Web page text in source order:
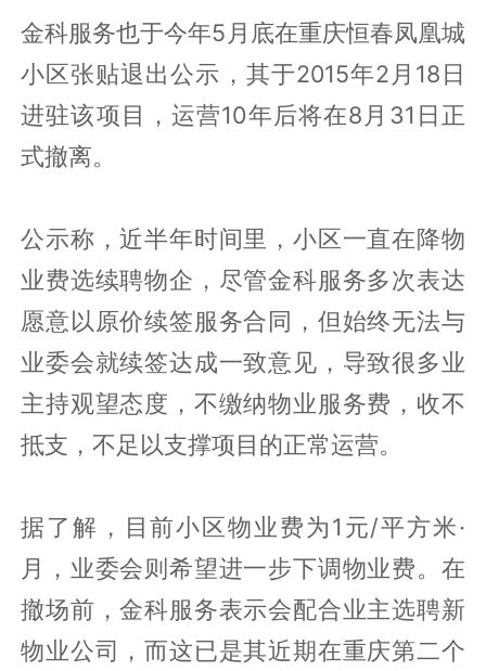
金科服务也于今年5月底在重庆恒春凤凰城
小区张贴退出公示，其于2015年2月18日
进驻该项目，运营10年后将在8月31日正
式撤离。
公示称，近半年时间里，小区一直在降物
业费选续聘物企，尽管金科服务多次表达
愿意以原价续签服务合同，但始终无法与
业委会就续签达成一致意见，导致很多业
主持观望态度，不缴纳物业服务费，收不
抵支，不足以支撑项目的正常运营。
据了解，目前小区物业费为1元/平方米·
月，业委会则希望进一步下调物业费。在
撤场前，金科服务表示会配合业主选聘新
物业公司，而这已是其近期在重庆第二个